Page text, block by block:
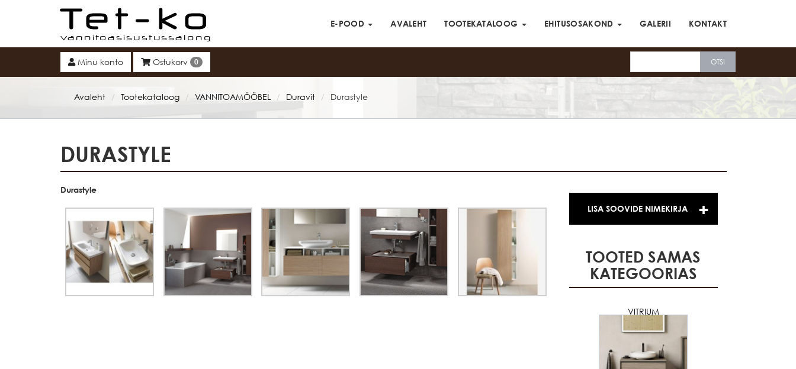
Tet-ko E-POOD AVALEHT TOOTEKATALOOG EHITUSOSAKOND GALERII KONTAKT
Minu konto Ostukorv 0
Avaleht / Tootekataloog / VANNITOAMÖÖBEL / Duravit / Durastyle
DURASTYLE
Durastyle
LISA SOOVIDE NIMEKIRJA
TOOTED SAMAS
KATEGOORIAS
VITRIUM